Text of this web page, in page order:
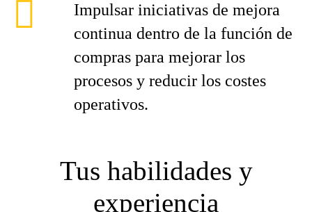
Impulsar iniciativas de mejora
continua dentro de la función de
compras para mejorar los
procesos y reducir los costes
operativos.
Tus habilidades y
experiencia